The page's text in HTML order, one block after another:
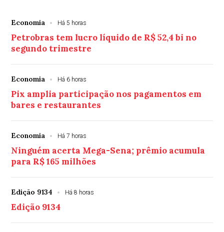
Economia Há 5 horas
Petrobras tem lucro líquido de R$ 52,4 bi no
segundo trimestre
Economia Há 6 horas
Pix amplia participação nos pagamentos em
bares e restaurantes
Economia Há 7 horas
Ninguém acerta Mega-Sena; prêmio acumula
para R$ 165 milhões
Edição 9134 Há 8 horas
Edição 9134